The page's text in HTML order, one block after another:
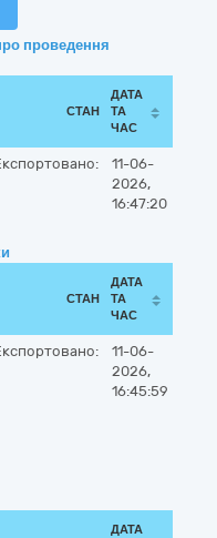
проведення
СТАН
ДАТА
ТА
ЧАС
11-06-
2026,
16:47:20
СТАН
ДАТА
ТА
ЧАС
11-06-
2026,
16:45:59
ДАТА